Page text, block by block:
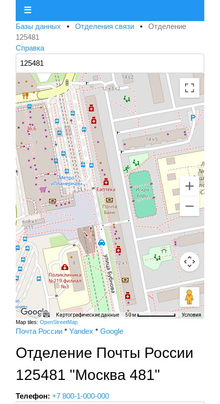
☰
Базы данных • Отделения связи • Отделение
125481
Справка
Картографические данные 50 м Условия
Map tiles: OpenStreetMap
Почта России * Yandex * Google
Отделение Почты России
125481 "Москва 481"
Телефон: +7 800-1-000-000